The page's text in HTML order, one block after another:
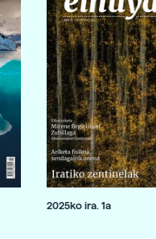
2025ko ira. 1a